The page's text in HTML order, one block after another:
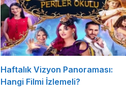
Haftalık Vizyon Panoraması:
Hangi Filmi İzlemeli?